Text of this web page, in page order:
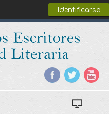
Identificarse